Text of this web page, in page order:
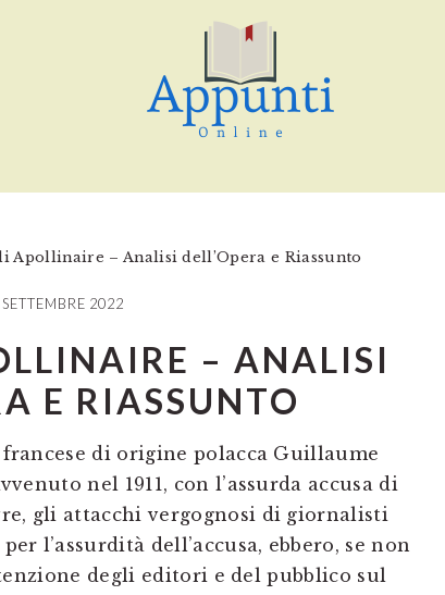
Apollinaire – Analisi dell’Opera e Riassunto
2022
– ANALISI
E RIASSUNTO
di origine polacca Guillaume
nel 1911, con l’assurda accusa di
gli attacchi vergognosi di giornalisti
l’assurdità dell’accusa, ebbero, se non
degli editori e del pubblico sul